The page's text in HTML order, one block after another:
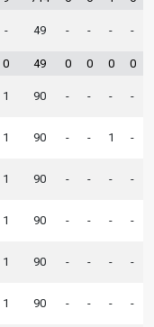
- 49 - - - -
0 49 0 0 0 0
1 90 - - - -
1 90 - - 1 -
1 90 - - - -
1 90 - - - -
1 90 - - - -
1 90 - - - -